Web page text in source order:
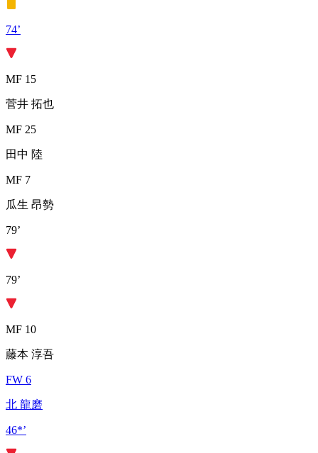
74’
MF 15
菅井 拓也
MF 25
田中 陸
MF 7
瓜生 昂勢
79’
79’
MF 10
藤本 淳吾
FW 6
北 龍磨
46*’